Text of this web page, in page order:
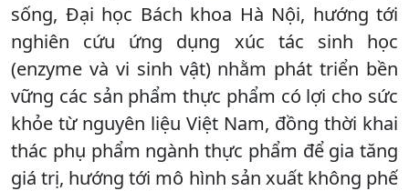
sống, Đại học Bách khoa Hà Nội, hướng tới
nghiên cứu ứng dụng xúc tác sinh học
(enzyme và vi sinh vật) nhằm phát triển bền
vững các sản phẩm thực phẩm có lợi cho sức
khỏe từ nguyên liệu Việt Nam, đồng thời khai
thác phụ phẩm ngành thực phẩm để gia tăng
giá trị, hướng tới mô hình sản xuất không phế